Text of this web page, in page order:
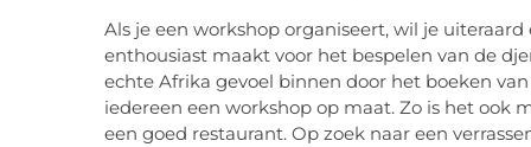
Als je een workshop organiseert, wil je
enthousiast maakt voor het bespelen van de
echte Afrika gevoel binnen door het boeken
iedereen een workshop op maat. Zo is het
een goed restaurant. Op zoek naar een